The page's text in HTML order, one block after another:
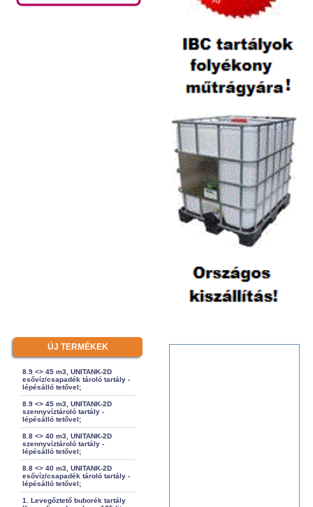
ÚJ TERMÉKEK
8.9 <> 45 m3, UNITANK-2D
esővíz/csapadék tároló tartály -
lépésálló tetővel;
8.9 <> 45 m3, UNITANK-2D
szennyvíztároló tartály -
lépésálló tetővel;
8.8 <> 40 m3, UNITANK-2D
szennyvíztároló tartály -
lépésálló tetővel;
8.8 <> 40 m3, UNITANK-2D
esővíz/csapadék tároló tartály -
lépésálló tetővel;
1. Levegőztető buborék tartály